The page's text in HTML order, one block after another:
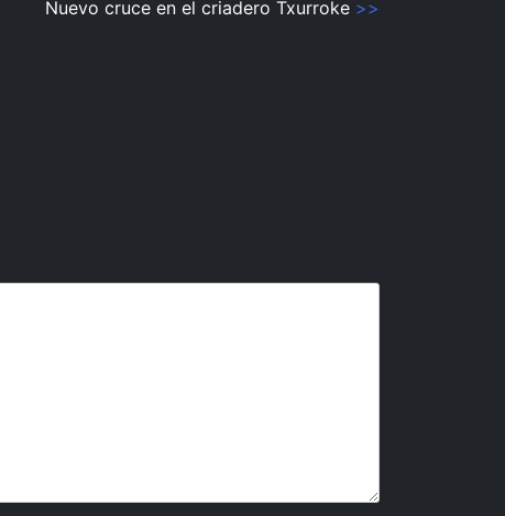
Nuevo cruce en el criadero Txurroke >>